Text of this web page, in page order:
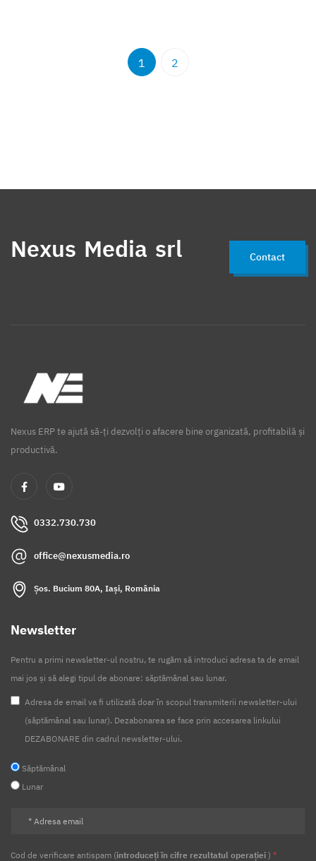
1 2
Nexus Media srl Contact
Nexus ERP te ajută să-ți dezvolți o afacere bine organizată, profitabilă și
productivă.
0332.730.730
office@nexusmedia.ro
Șos. Bucium 80A, Iași, România
Newsletter
Pentru a primi newsletter-ul nostru, te rugăm să introduci adresa ta de email
mai jos și să alegi tipul de abonare: săptămânal sau lunar.
Adresa de email va fi utilizată doar în scopul transmiterii newsletter-ului
(săptămânal sau lunar). Dezabonarea se face prin accesarea linkului
DEZABONARE din cadrul newsletter-ului.
Săptămânal
Lunar
Cod de verificare antispam (introduceți în cifre rezultatul operației ) *